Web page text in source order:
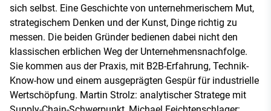
sich selbst. Eine Geschichte von unternehmerischem Mut,
strategischem Denken und der Kunst, Dinge richtig zu
messen. Die beiden Gründer bedienen dabei nicht den
klassischen erblichen Weg der Unternehmensnachfolge.
Sie kommen aus der Praxis, mit B2B-Erfahrung, Technik-
Know-how und einem ausgeprägten Gespür für industrielle
Wertschöpfung. Martin Strolz: analytischer Stratege mit